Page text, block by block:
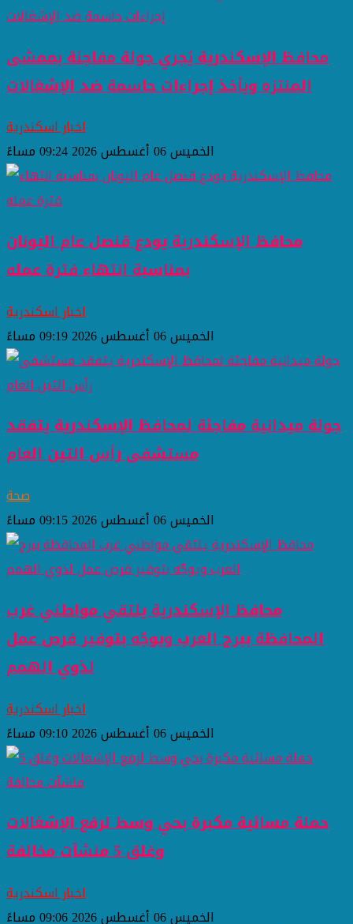
محافظ الإسكندرية يُجري جولة مفاجئة بممشى
المنتزه ويأخذ إجراءات حاسمة ضد الإشغالات
اخبار اسكندرية
الخميس 06 أغسطس 2026 09:24 مساءً
محافظ الإسكندرية يودع قنصل عام اليونان
بمناسبة انتهاء فترة عمله
اخبار اسكندرية
الخميس 06 أغسطس 2026 09:19 مساءً
جولة ميدانية مفاجئة لمحافظ الإسكندرية يتفقد
مستشفى رأس التين العام
صحة
الخميس 06 أغسطس 2026 09:15 مساءً
محافظ الإسكندرية يلتقي مواطني غرب
المحافظة ببرج العرب ويوجّه بتوفير فرص عمل
لذوي الهمم
اخبار اسكندرية
الخميس 06 أغسطس 2026 09:10 مساءً
حملة مسائية مكبرة بحي وسط لرفع الإشغالات
وغلق 5 منشآت مخالفة
اخبار اسكندرية
الخميس 06 أغسطس 2026 09:06 مساءً